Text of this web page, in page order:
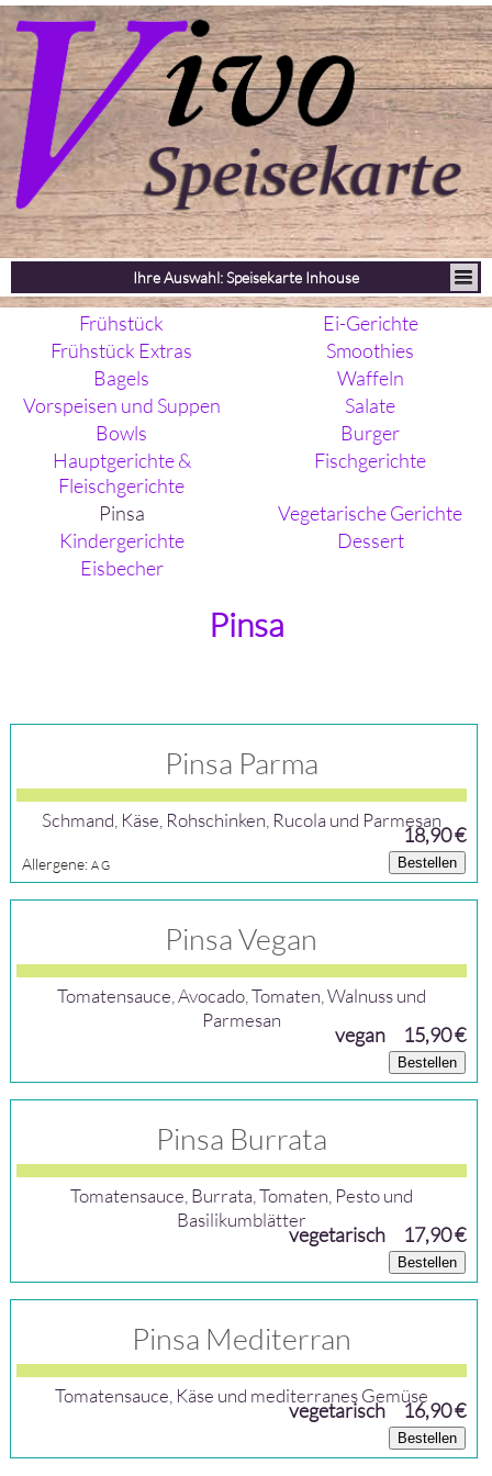
Ihre Auswahl: Speisekarte Inhouse
Frühstück
Ei-Gerichte
Frühstück Extras
Smoothies
Bagels
Waffeln
Vorspeisen und Suppen
Salate
Bowls
Burger
Hauptgerichte &
Fleischgerichte
Fischgerichte
Pinsa
Vegetarische Gerichte
Kindergerichte
Dessert
Eisbecher
Pinsa
Pinsa Parma
Schmand, Käse, Rohschinken, Rucola und Parmesan
18,90 €
Bestellen
Allergene: AG
Pinsa Vegan
Tomatensauce, Avocado, Tomaten, Walnuss und
Parmesan
vegan 15,90 €
Bestellen
Pinsa Burrata
Tomatensauce, Burrata, Tomaten, Pesto und
Basilikumblätter
vegetarisch 17,90 €
Bestellen
Pinsa Mediterran
Tomatensauce, Käse und mediterranes Gemüse
vegetarisch 16,90 €
Bestellen